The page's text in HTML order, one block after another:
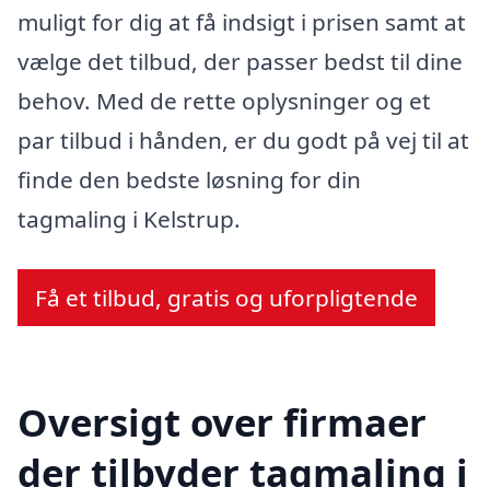
muligt for dig at få indsigt i prisen samt at
vælge det tilbud, der passer bedst til dine
behov. Med de rette oplysninger og et
par tilbud i hånden, er du godt på vej til at
finde den bedste løsning for din
tagmaling i Kelstrup.
Få et tilbud, gratis og uforpligtende
Oversigt over firmaer
der tilbyder tagmaling i